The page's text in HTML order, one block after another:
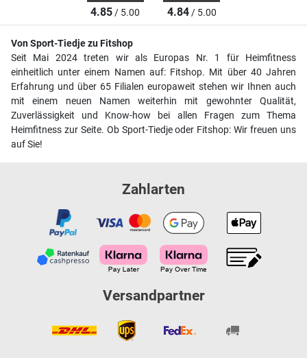
4.85/ 5.00 4.84/ 5.00
Von Sport-Tiedje zu Fitshop
Seit Mai 2024 treten wir als Europas Nr. 1 für Heimfitness
einheitlich unter einem Namen auf: Fitshop. Mit über 40 Jahren
Erfahrung und über 65 Filialen europaweit stehen wir Ihnen auch
mit einem neuen Namen weiterhin mit gewohnter Qualität,
Zuverlässigkeit und Know-how bei allen Fragen zum Thema
Heimfitness zur Seite. Ob Sport-Tiedje oder Fitshop: Wir freuen uns
auf Sie!
Zahlarten
Versandpartner